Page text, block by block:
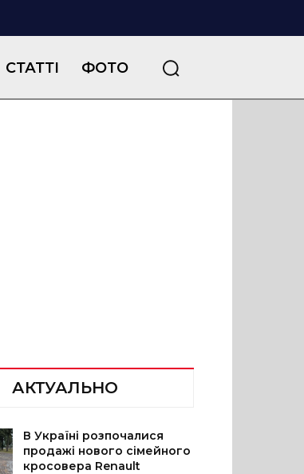
СТАТТІ ФОТО
АКТУАЛЬНО
В Україні розпочалися
продажі нового сімейного
кросовера Renault